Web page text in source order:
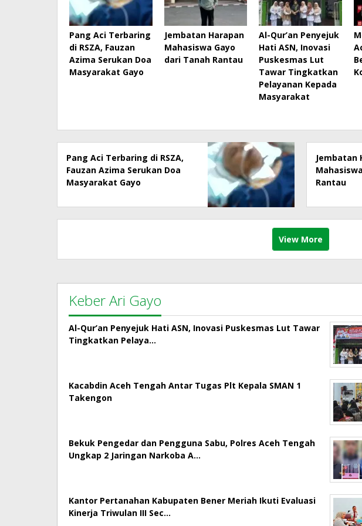
Pang Aci Terbaring
di RSZA, Fauzan
Azima Serukan Doa
Masyarakat Gayo
Jembatan Harapan
Mahasiswa Gayo
dari Tanah Rantau
Al-Qur’an Penyejuk
Hati ASN, Inovasi
Puskesmas Lut
Tawar Tingkatkan
Pelayanan Kepada
Masyarakat
Pang Aci Terbaring di RSZA,
Fauzan Azima Serukan Doa
Masyarakat Gayo
Jembatan
Rantau
View More
Keber Ari Gayo
Al-Qur’an Penyejuk Hati ASN, Inovasi Puskesmas Lut Tawar
Tingkatkan Pelaya…
Kacabdin Aceh Tengah Antar Tugas Plt Kepala SMAN 1
Takengon
Bekuk Pengedar dan Pengguna Sabu, Polres Aceh Tengah
Ungkap 2 Jaringan Narkoba A…
Kantor Pertanahan Kabupaten Bener Meriah Ikuti Evaluasi
Kinerja Triwulan III Sec…